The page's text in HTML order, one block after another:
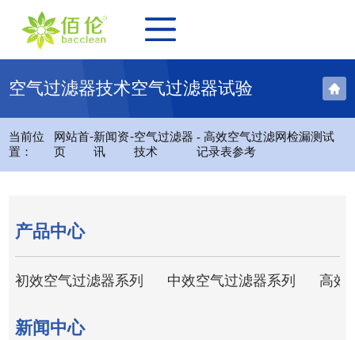
空气过滤器技术空气过滤器试验
当前位
置：
网站首
页
-新闻资
讯
-空气过滤器
技术
- 高效空气过滤网检漏测试
记录表参考
产品中心
初效空气过滤器系列 中效空气过滤器系列 高效
新闻中心